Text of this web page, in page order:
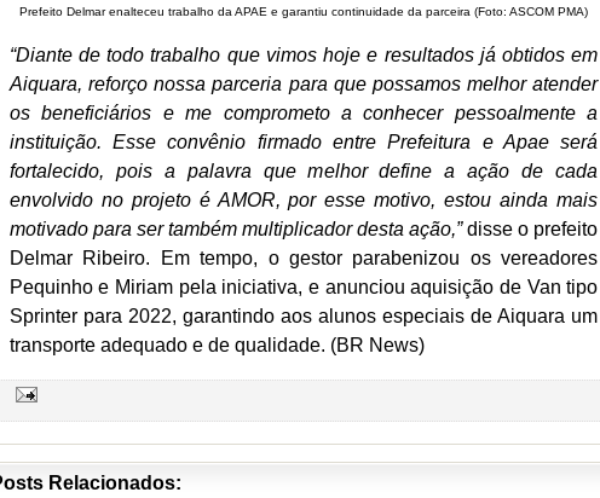
Prefeito Delmar enalteceu trabalho da APAE e garantiu continuidade da parceira (Foto: ASCOM PMA)
“Diante de todo trabalho que vimos hoje e resultados já obtidos em
Aiquara, reforço nossa parceria para que possamos melhor atender
os beneficiários e me comprometo a conhecer pessoalmente a
instituição. Esse convênio firmado entre Prefeitura e Apae será
fortalecido, pois a palavra que melhor define a ação de cada
envolvido no projeto é AMOR, por esse motivo, estou ainda mais
motivado para ser também multiplicador desta ação,”disse o prefeito
Delmar Ribeiro. Em tempo, o gestor parabenizou os vereadores
Pequinho e Miriam pela iniciativa, e anunciou aquisição de Van tipo
Sprinter para 2022, garantindo aos alunos especiais de Aiquara um
transporte adequado e de qualidade. (BR News)
Relacionados: